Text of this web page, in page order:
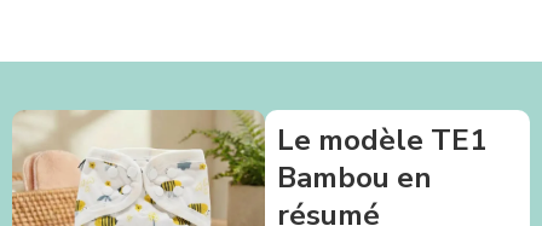
Le modèle TE1
Bambou en
résumé